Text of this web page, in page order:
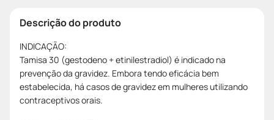
Descrição do produto
INDICAÇÃO:
Tamisa 30 (gestodeno + etinilestradiol) é indicado na
prevenção da gravidez. Embora tendo eficácia bem
estabelecida, há casos de gravidez em mulheres utilizando
contraceptivos orais.